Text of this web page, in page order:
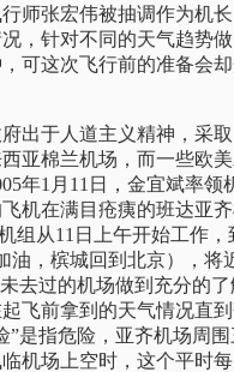
师张宏伟被抽调作为机
，针对不同的天气趋势
可这次飞行前的准备会
出于人道主义精神，采
亚棉兰机场，而一些欧
年1月11日，金宜斌率领
机在满目疮痍的班达亚
组从11日上午开始工作，
油，槟城回到北京），将
去过的机场做到充分的
飞前拿到的天气情况直
”是指危险，亚齐机场周
机场上空时，这个平时每